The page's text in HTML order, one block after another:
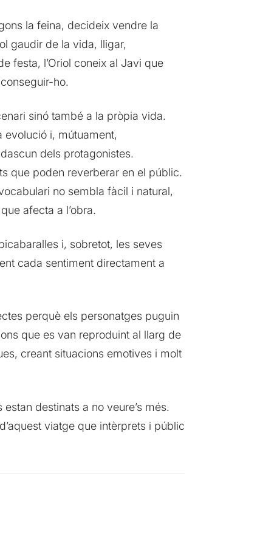
la feina, decideix vendre la
gaudir de la vida, lligar,
festa, l’Oriol coneix al Javi que
ho.
sinó també a la pròpia vida.
evolució i, mútuament,
dels protagonistes.
que poden reverberar en el públic.
no sembla fàcil i natural,
afecta a l’obra.
i, sobretot, les seves
cada sentiment directament a
perquè els personatges puguin
que es van reproduint al llarg de
creant situacions emotives i molt
destinats a no veure’s més.
viatge que intèrprets i públic